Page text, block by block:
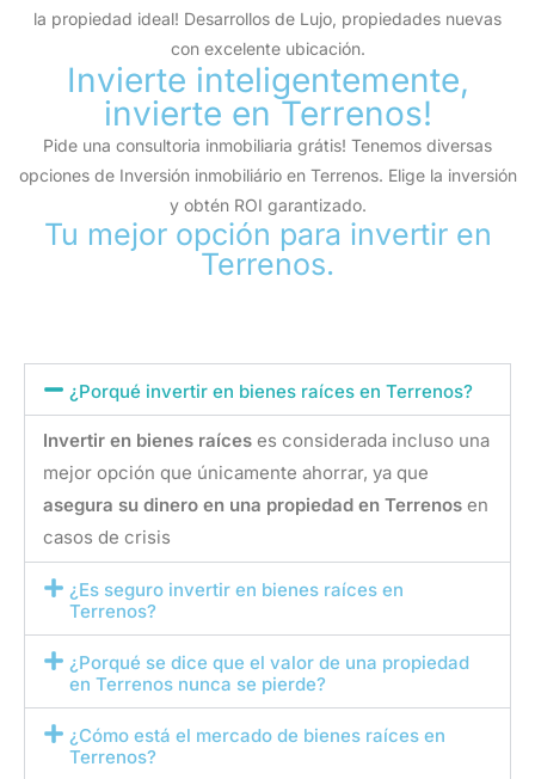
la propiedad ideal! Desarrollos de Lujo, propiedades nuevas
con excelente ubicación.
Invierte inteligentemente,
invierte en Terrenos!
Pide una consultoria inmobiliaria grátis! Tenemos diversas
opciones de Inversión inmobiliário en Terrenos. Elige la inversión
y obtén ROI garantizado.
Tu mejor opción para invertir en
Terrenos.
¿Porqué invertir en bienes raíces en Terrenos?
Invertir en bienes raíces es considerada incluso una
mejor opción que únicamente ahorrar, ya que
asegura su dinero en una propiedad en Terrenos en
casos de crisis
¿Es seguro invertir en bienes raíces en
Terrenos?
¿Porqué se dice que el valor de una propiedad
en Terrenos nunca se pierde?
¿Cómo está el mercado de bienes raíces en
Terrenos?